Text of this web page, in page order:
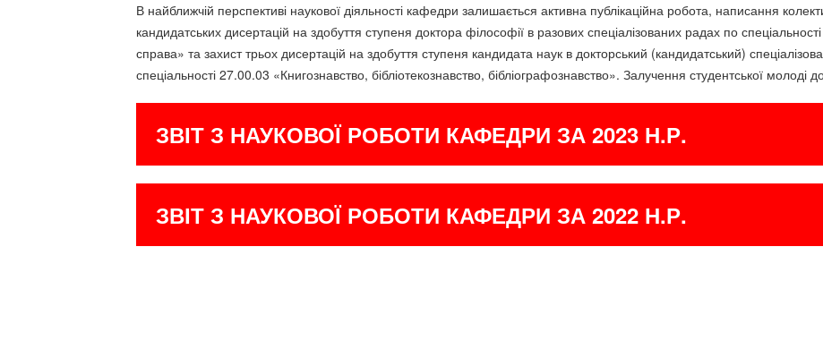
В найближчій перспективі наукової діяльності кафедри залишається активна публікаційна робота, написання
кандидатських дисертацій на здобуття ступеня доктора філософії в разових спеціалізованих радах по
справа» та захист трьох дисертацій на здобуття ступеня кандидата наук в докторський (кандидатський)
спеціальності 27.00.03 «Книгознавство, бібліотекознавство, бібліографознавство». Залучення студентської молоді
ЗВІТ З НАУКОВОЇ РОБОТИ КАФЕДРИ ЗА 2023 Н.Р.
ЗВІТ З НАУКОВОЇ РОБОТИ КАФЕДРИ ЗА 2022 Н.Р.